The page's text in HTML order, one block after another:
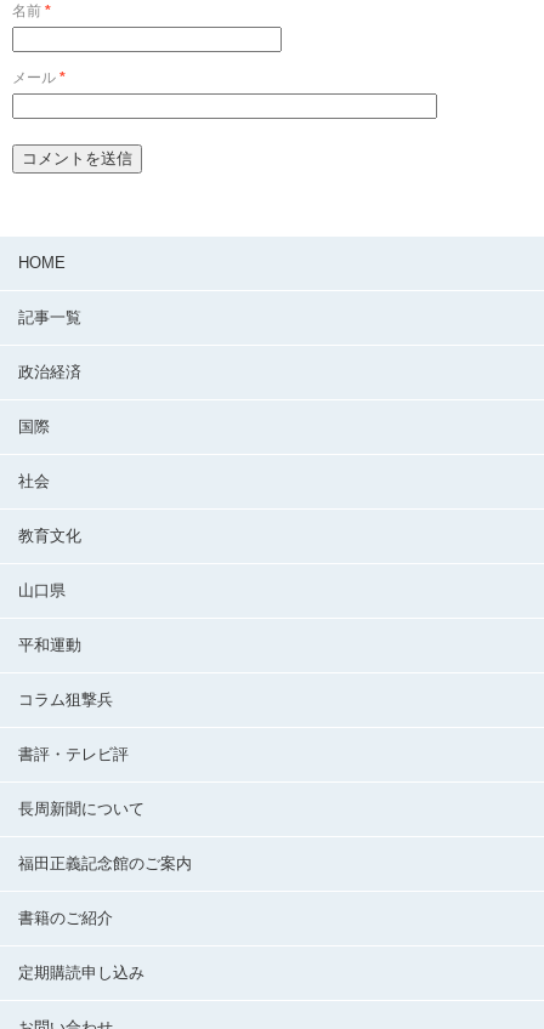
名前 *
メール *
HOME
記事一覧
政治経済
国際
社会
教育文化
山口県
平和運動
コラム狙撃兵
書評・テレビ評
長周新聞について
福田正義記念館のご案内
書籍のご紹介
定期購読申し込み